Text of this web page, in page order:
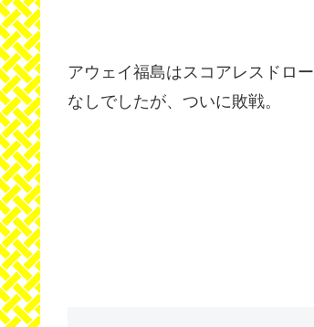
アウェイ福島はスコアレスドロ
なしでしたが、ついに敗戦。